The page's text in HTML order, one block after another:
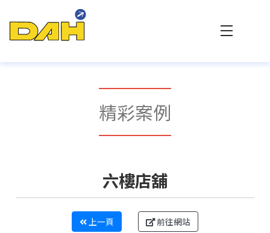
精彩案例
六樓店舖
上一頁 前往網站